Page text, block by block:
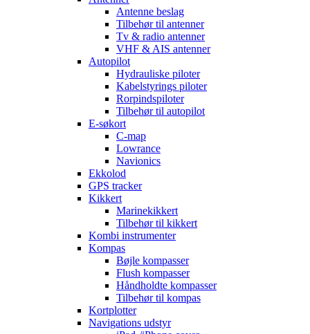
Antenne beslag
Tilbehør til antenner
Tv & radio antenner
VHF & AIS antenner
Autopilot
Hydrauliske piloter
Kabelstyrings piloter
Rorpindspiloter
Tilbehør til autopilot
E-søkort
C-map
Lowrance
Navionics
Ekkolod
GPS tracker
Kikkert
Marinekikkert
Tilbehør til kikkert
Kombi instrumenter
Kompas
Bøjle kompasser
Flush kompasser
Håndholdte kompasser
Tilbehør til kompas
Kortplotter
Navigations udstyr